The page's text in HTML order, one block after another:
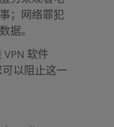
；网络罪犯
据。
VPN 软件
可以阻止这一